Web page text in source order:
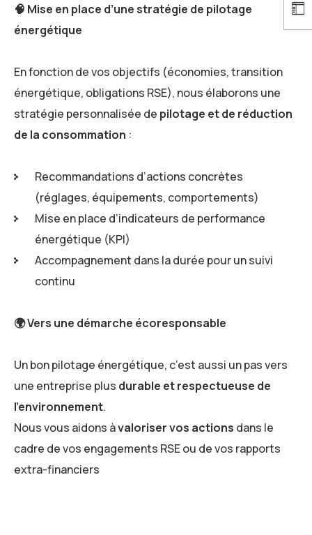
🧠 Mise en place d’une stratégie de pilotage
énergétique
En fonction de vos objectifs (économies, transition
énergétique, obligations RSE), nous élaborons une
stratégie personnalisée de pilotage et de réduction
de la consommation :
Recommandations d’actions concrètes
(réglages, équipements, comportements)
Mise en place d’indicateurs de performance
énergétique (KPI)
Accompagnement dans la durée pour un suivi
continu
🌍Vers une démarche écoresponsable
Un bon pilotage énergétique, c’est aussi un pas vers
une entreprise plus durable et respectueuse de
l’environnement.
Nous vous aidons àvaloriser vos actions dans le
cadre de vos engagements RSE ou de vos rapports
extra-financiers